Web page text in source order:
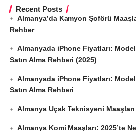
Recent Posts
Almanya’da Kamyon Şoförü
Rehber
Almanyada iPhone Fiyatları:
Satın Alma Rehberi (2025)
Almanyada iPhone Fiyatları:
Satın Alma Rehberi
Almanya Uçak Teknisyeni Maaşları
Almanya Komi Maaşları: 2025’te